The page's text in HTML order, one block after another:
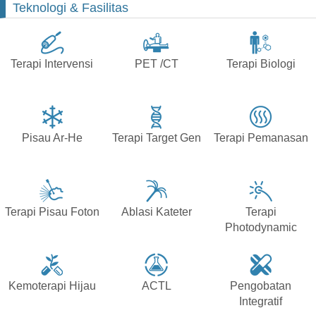
Teknologi & Fasilitas
Terapi Intervensi PET /CT Terapi Biologi
Pisau Ar-He Terapi Target Gen Terapi Pemanasan
Terapi Pisau Foton Ablasi Kateter
Terapi
Photodynamic
Kemoterapi Hijau ACTL
Pengobatan
Integratif